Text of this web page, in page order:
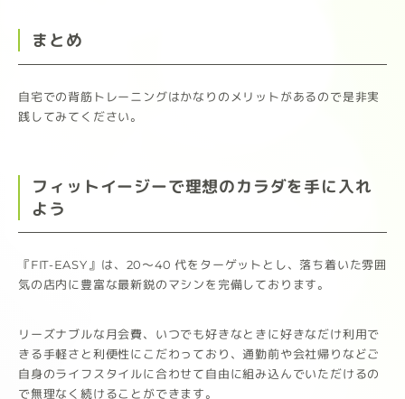
まとめ
自宅での背筋トレーニングはかなりのメリットがあるので是非実
践してみてください。
フィットイージーで理想のカラダを手に入れ
よう
『FIT-EASY』は、20～40 代をターゲットとし、落ち着いた雰囲
気の店内に豊富な最新鋭のマシンを完備しております。
リーズナブルな月会費、いつでも好きなときに好きなだけ利用で
きる手軽さと利便性にこだわっており、通勤前や会社帰りなどご
自身のライフスタイルに合わせて自由に組み込んでいただけるの
で無理なく続けることができます。